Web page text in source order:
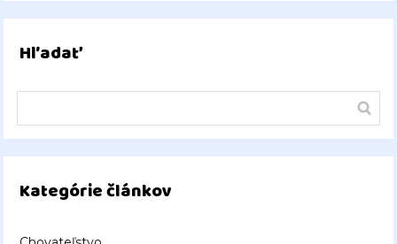
Hľadať
Kategórie článkov